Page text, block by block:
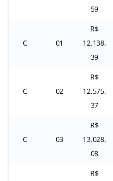
59
C 01
R$
12.138,
39
C 02
R$
12.575,
37
C 03
R$
13.028,
08
R$